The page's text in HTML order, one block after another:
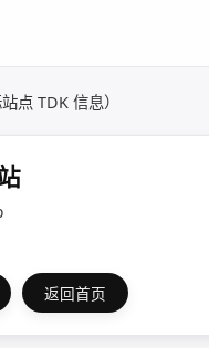
点 TDK 信息）
返回首页